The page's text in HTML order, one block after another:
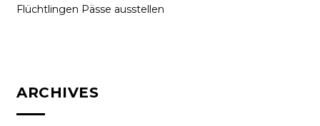
Flüchtlingen Pässe ausstellen
ARCHIVES